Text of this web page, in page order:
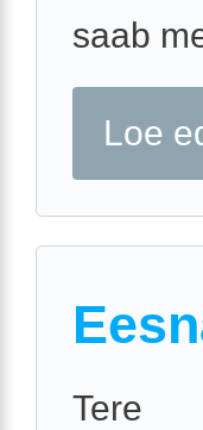
saab
Loe
Tere